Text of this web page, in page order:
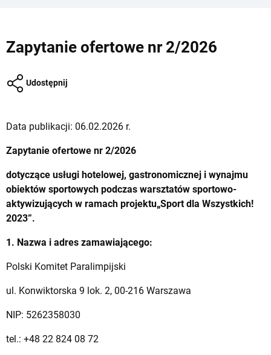
Zapytanie ofertowe nr 2/2026
Udostępnij
Data publikacji: 06.02.2026 r.
Zapytanie ofertowe nr 2/2026
dotyczące usługi hotelowej, gastronomicznej i wynajmu
obiektów sportowych podczas warsztatów sportowo-
aktywizujących w ramach projektu„Sport dla Wszystkich!
2023”.
1. Nazwa i adres zamawiającego:
Polski Komitet Paralimpijski
ul. Konwiktorska 9 lok. 2, 00-216 Warszawa
NIP: 5262358030
tel.: +48 22 824 08 72